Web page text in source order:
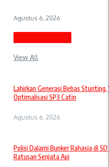
Agustus 6, 2026
View All
Lahirkan Generasi Bebas
Optimalisasi SP3 Catin
Agustus 6, 2026
Polisi Dalami Bunker Rahasia di
Ratusan Senjata Api